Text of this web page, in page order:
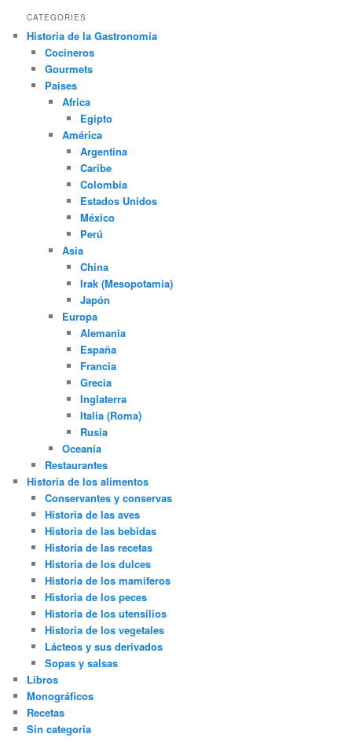
CATEGORIES
Historia de la Gastronomía
Cocineros
Gourmets
Paises
Africa
Egipto
América
Argentina
Caribe
Colombia
Estados Unidos
México
Perú
Asia
China
Irak (Mesopotamia)
Japón
Europa
Alemania
España
Francia
Grecia
Inglaterra
Italia (Roma)
Rusia
Oceanía
Restaurantes
Historia de los alimentos
Conservantes y conservas
Historia de las aves
Historia de las bebidas
Historia de las recetas
Historia de los dulces
Historia de los mamíferos
Historia de los peces
Historia de los utensilios
Historia de los vegetales
Lácteos y sus derivados
Sopas y salsas
Libros
Monográficos
Recetas
Sin categoría